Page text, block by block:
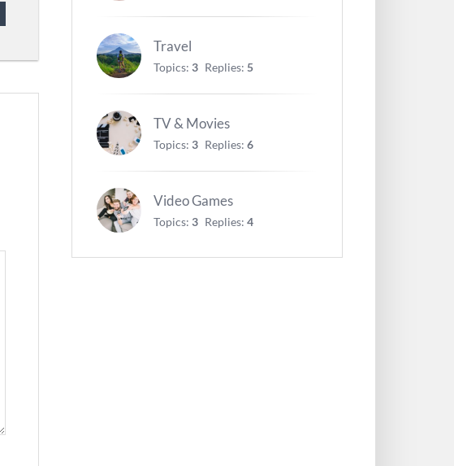
Travel
Topics: 3 Replies: 5
TV & Movies
Topics: 3 Replies: 6
Video Games
Topics: 3 Replies: 4